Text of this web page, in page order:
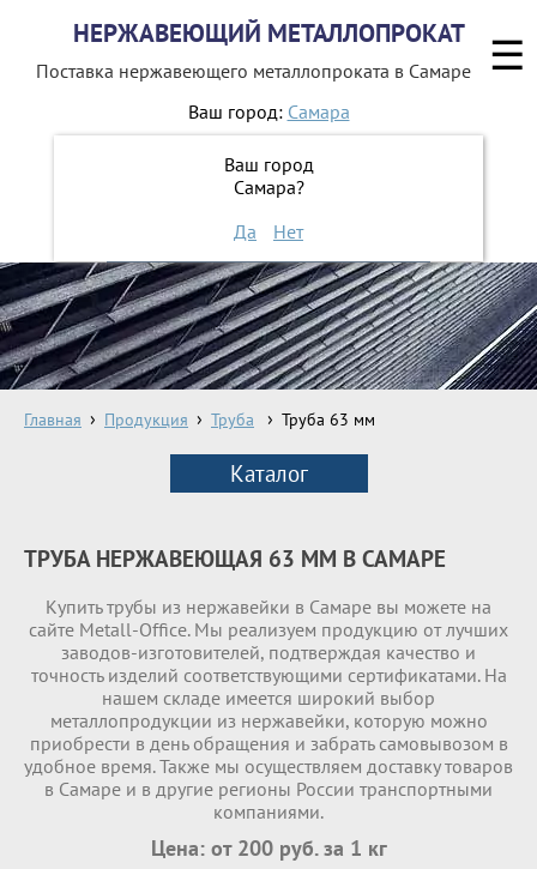
НЕРЖАВЕЮЩИЙ МЕТАЛЛОПРОКАТ
Поставка нержавеющего металлопроката в Самаре
Ваш город: Самара
Ваш город
Самара?
Да
Нет
8 800 551-16-44
ЗАКАЗАТЬ ОБРАТНЫЙ ЗВОНОК
Главная Продукция Труба Труба 63 мм
Каталог
ТРУБА НЕРЖАВЕЮЩАЯ 63 ММ В САМАРЕ
Купить трубы из нержавейки в Самаре вы можете на
сайте Metall-Office. Мы реализуем продукцию от лучших
заводов-изготовителей, подтверждая качество и
точность изделий соответствующими сертификатами. На
нашем складе имеетcя широкий выбор
металлопродукции из нержавейки, которую можно
приобрести в день обращения и забрать самовывозом в
удобное время. Также мы осуществляем доставку товаров
в Самаре и в другие регионы России транспортными
компаниями.
Цена: от 200 руб. за 1 кг
☰